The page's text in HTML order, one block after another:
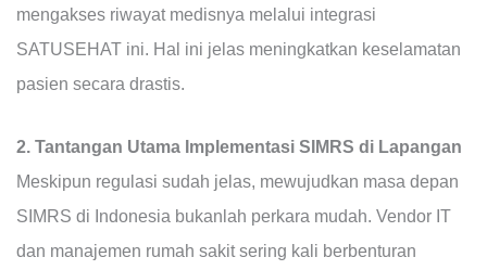
mengakses riwayat medisnya melalui integrasi
SATUSEHAT ini. Hal ini jelas meningkatkan keselamatan
pasien secara drastis.
2. Tantangan Utama Implementasi SIMRS di Lapangan
Meskipun regulasi sudah jelas, mewujudkan masa depan
SIMRS di Indonesia bukanlah perkara mudah. Vendor IT
dan manajemen rumah sakit sering kali berbenturan